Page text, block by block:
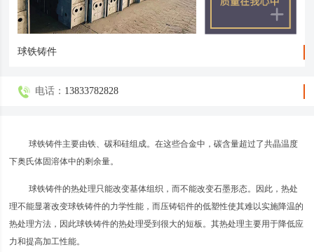
球体磨床 机床铸铁 球铁铸件介绍
球铁铸件
电话： 13833782828
球铁铸件主要由铁、碳和硅组成。在这些合金中，碳含量超过了共晶温度
下奥氏体固溶体中的剩余量。
球铁铸件的热处理只能改变基体组织，而不能改变石墨形态。因此，热处
理不能显著改变球铁铸件的力学性能，而压铸铝件的低塑性使其难以实施降温的
热处理方法，因此球铁铸件的热处理受到很大的短板。其热处理主要用于降低应
力和提高加工性能。